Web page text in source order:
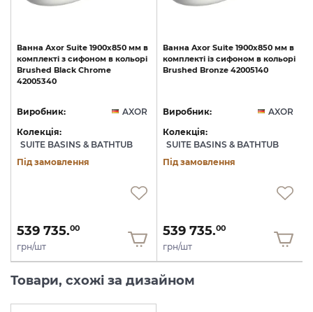
Ванна Axor Suite 1900x850 мм в
комплекті з сифоном в кольорі
Brushed Black Chrome
42005340
Виробник:
AXOR
Колекція:
SUITE BASINS & BATHTUB
Під замовлення
539 735.00
грн/шт
Ванна Axor Suite 1900x850 мм в
комплекті із сифоном в кольорі
Brushed Bronze 42005140
Виробник:
AXOR
Колекція:
SUITE BASINS & BATHTUB
Під замовлення
539 735.00
грн/шт
Товари, схожі за дизайном